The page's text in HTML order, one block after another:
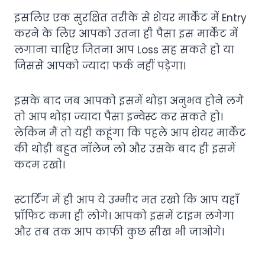
इसलिए एक सुरक्षित तरीके से शेयर मार्केट में Entry
करने के लिए आपको उतना ही पैसा इस मार्केट में
लगाना चाहिए जितना आप Loss सह सकते हो या
जिससे आपको ज्यादा फर्क नहीं पड़ेगा।
इसके बाद जब आपको इसमें थोड़ा अनुभव होने लगे
तो आप थोड़ा ज्यादा पैसा इन्वेस्ट कर सकते हो।
लेकिन मैं तो यही कहूंगा कि पहले आप शेयर मार्केट
की थोड़ी बहुत नॉलेज लो और उसके बाद ही इसमें
कदम रखो।
स्टार्टिंग में ही आप ये उम्मीद मत रखो कि आप यहाँ
प्रॉफिट कमा ही लोगे। आपको इसमें टाइम लगेगा
और तब तक आप काफी कुछ सीख भी जाओगे।